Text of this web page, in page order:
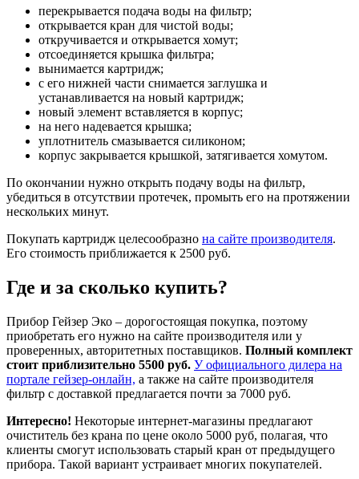
перекрывается подача воды на фильтр;
открывается кран для чистой воды;
откручивается и открывается хомут;
отсоединяется крышка фильтра;
вынимается картридж;
с его нижней части снимается заглушка и
устанавливается на новый картридж;
новый элемент вставляется в корпус;
на него надевается крышка;
уплотнитель смазывается силиконом;
корпус закрывается крышкой, затягивается хомутом.
По окончании нужно открыть подачу воды на фильтр,
убедиться в отсутствии протечек, промыть его на протяжении
нескольких минут.
Покупать картридж целесообразно на сайте производителя.
Его стоимость приближается к 2500 руб.
Где и за сколько купить?
Прибор Гейзер Эко – дорогостоящая покупка, поэтому
приобретать его нужно на сайте производителя или у
проверенных, авторитетных поставщиков. Полный комплект
стоит приблизительно 5500 руб. У официального дилера на
портале гейзер-онлайн, а также на сайте производителя
фильтр с доставкой предлагается почти за 7000 руб.
Интересно! Некоторые интернет-магазины предлагают
очиститель без крана по цене около 5000 руб, полагая, что
клиенты смогут использовать старый кран от предыдущего
прибора. Такой вариант устраивает многих покупателей.